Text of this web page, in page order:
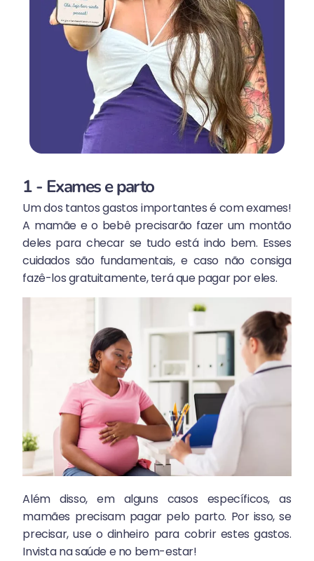
1 - Exames e parto
Um dos tantos gastos importantes é com exames!
A mamãe e o bebê precisarão fazer um montão
deles para checar se tudo está indo bem. Esses
cuidados são fundamentais, e caso não consiga
fazê-los gratuitamente, terá que pagar por eles.
Além disso, em alguns casos específicos, as
mamães precisam pagar pelo parto. Por isso, se
precisar, use o dinheiro para cobrir estes gastos.
Invista na saúde e no bem-estar!